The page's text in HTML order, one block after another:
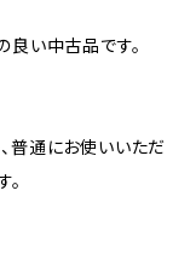
良い中古品です。
普通にお使いいただ